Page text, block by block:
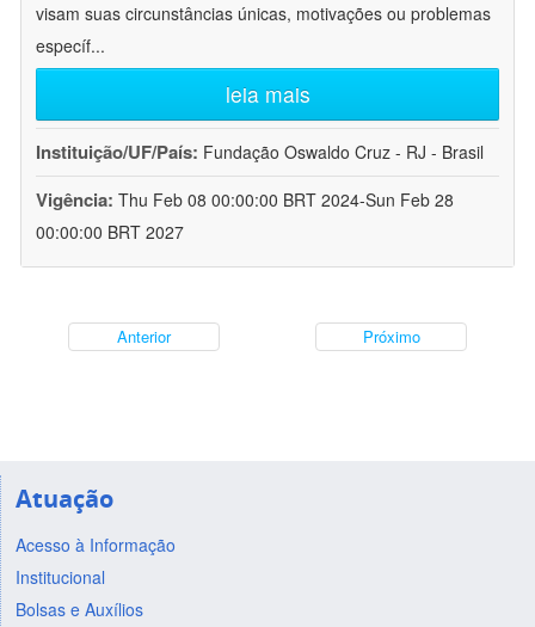
visam suas circunstâncias únicas, motivações ou problemas
específ...
leia mais
Instituição/UF/País: Fundação Oswaldo Cruz - RJ - Brasil
Vigência: Thu Feb 08 00:00:00 BRT 2024-Sun Feb 28
00:00:00 BRT 2027
Anterior Próximo
Atuação
Acesso à Informação
Institucional
Bolsas e Auxílios